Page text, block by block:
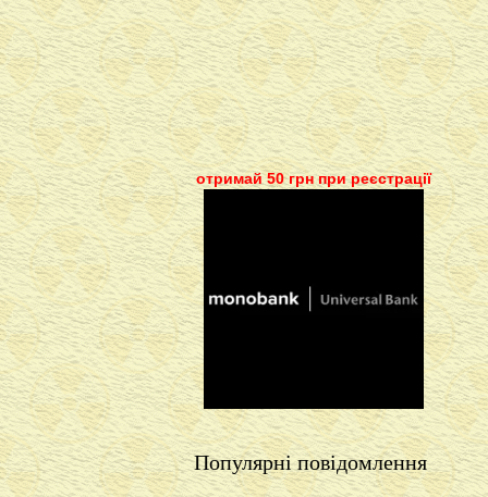
отримай 50 грн при реєстрації
Популярні повідомлення